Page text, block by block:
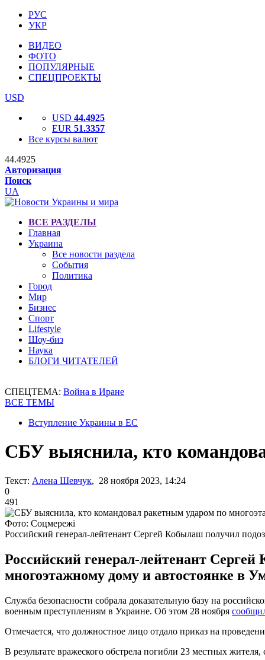
РУС
УКР
ВИДЕО
ФОТО
ПОПУЛЯРНЫЕ
СПЕЦПРОЕКТЫ
USD
USD 44.4925
EUR 51.3357
Все курсы валют
44.4925
Авторизация
Поиск
UA
ВСЕ РАЗДЕЛЫ
Главная
Украина
Все новости раздела
События
Политика
Город
Мир
Бизнес
Спорт
Lifestyle
Шоу-биз
Наука
БЛОГИ ЧИТАТЕЛЕЙ
СПЕЦТЕМА: Война в Иране
ВСЕ ТЕМЫ
Вступление Украины в ЕС
СБУ выяснила, кто
Текст: Алена Шевчук, 28 ноября 2023, 14:24
0
491
Фото: Соцмережі
Российский генерал-лейтенант Сергей Кобылаш получил
Российский генерал-лейтенант
многоэтажному дому и автостоянке в
Служба безопасности собрала доказательную базу на
военным преступлениям в Украине. Об этом 28 ноября
Отмечается, что должностное лицо отдало приказ на
В результате вражеского обстрела погибли 23 местных